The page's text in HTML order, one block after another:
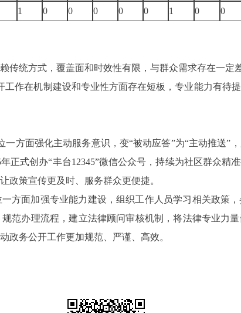
1 0 0 0 0 0 1 0
0
传统方式，覆盖面和时效性有限，与群众需求存在一定
工作在机制建设和专业性方面存在短板，专业能力有待
一方面强化主动服务意识，变“被动应答”为“主动推送”
正式创办“丰台12345”微信公众号，持续为社区群众精
政策宣传更及时、服务群众更便捷。
方面加强专业能力建设，组织工作人员学习相关政策
范办理流程，建立法律顾问审核机制，将法律专业力
政务公开工作更加规范、严谨、高效。